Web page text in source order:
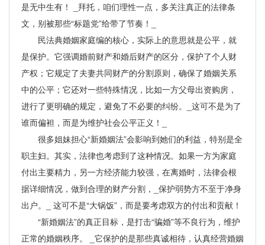
是无中生有！ _拜托，咱们理性一点，多关注真正的法律条
文，别被那些“标题党”给带了节奏！_
民法典婚姻家庭编的核心，实际上的意思就是公平，就
是保护。它强调婚前财产和婚后财产的区分，保护了个人财
产权；它规定了夫妻共同财产的分割原则，确保了婚姻关系
中的公平；它还对一些特殊情况，比如一方父母出资购房，
进行了更明确的规定，避免了不必要的纠纷。_这可不是为了
谁而偏袒，而是为维护社会公平正义！_
很多姐妹担心“新婚姻法”会影响到她们的利益，特别是全
职主妇。其实，法律也考虑到了这种情况。如果一方为家庭
付出主要精力，另一方经济能力较强，在离婚时，法律会根
据详细情况，做到合理的财产分割，_保护弱势方不至于净身
出户。_ 这可不是“大锅饭”，而是要考虑双方的付出和贡献！
“新婚姻法”的真正目标，是打击“骗婚”等不良行为，维护
正常的婚姻秩序。 _它保护的是那些真诚相待，认真经营婚姻